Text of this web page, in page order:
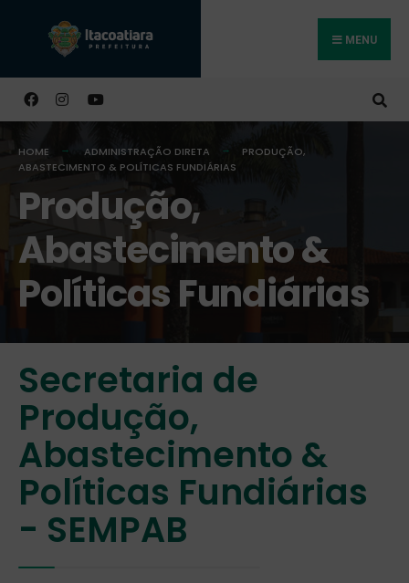
MENU
HOME ADMINISTRAÇÃO DIRETA
PRODUÇÃO,
ABASTECIMENTO & POLÍTICAS FUNDIÁRIAS
Produção,
Abastecimento &
Políticas Fundiárias
Secretaria de
Produção,
Abastecimento &
Políticas Fundiárias
- SEMPAB
Buscar